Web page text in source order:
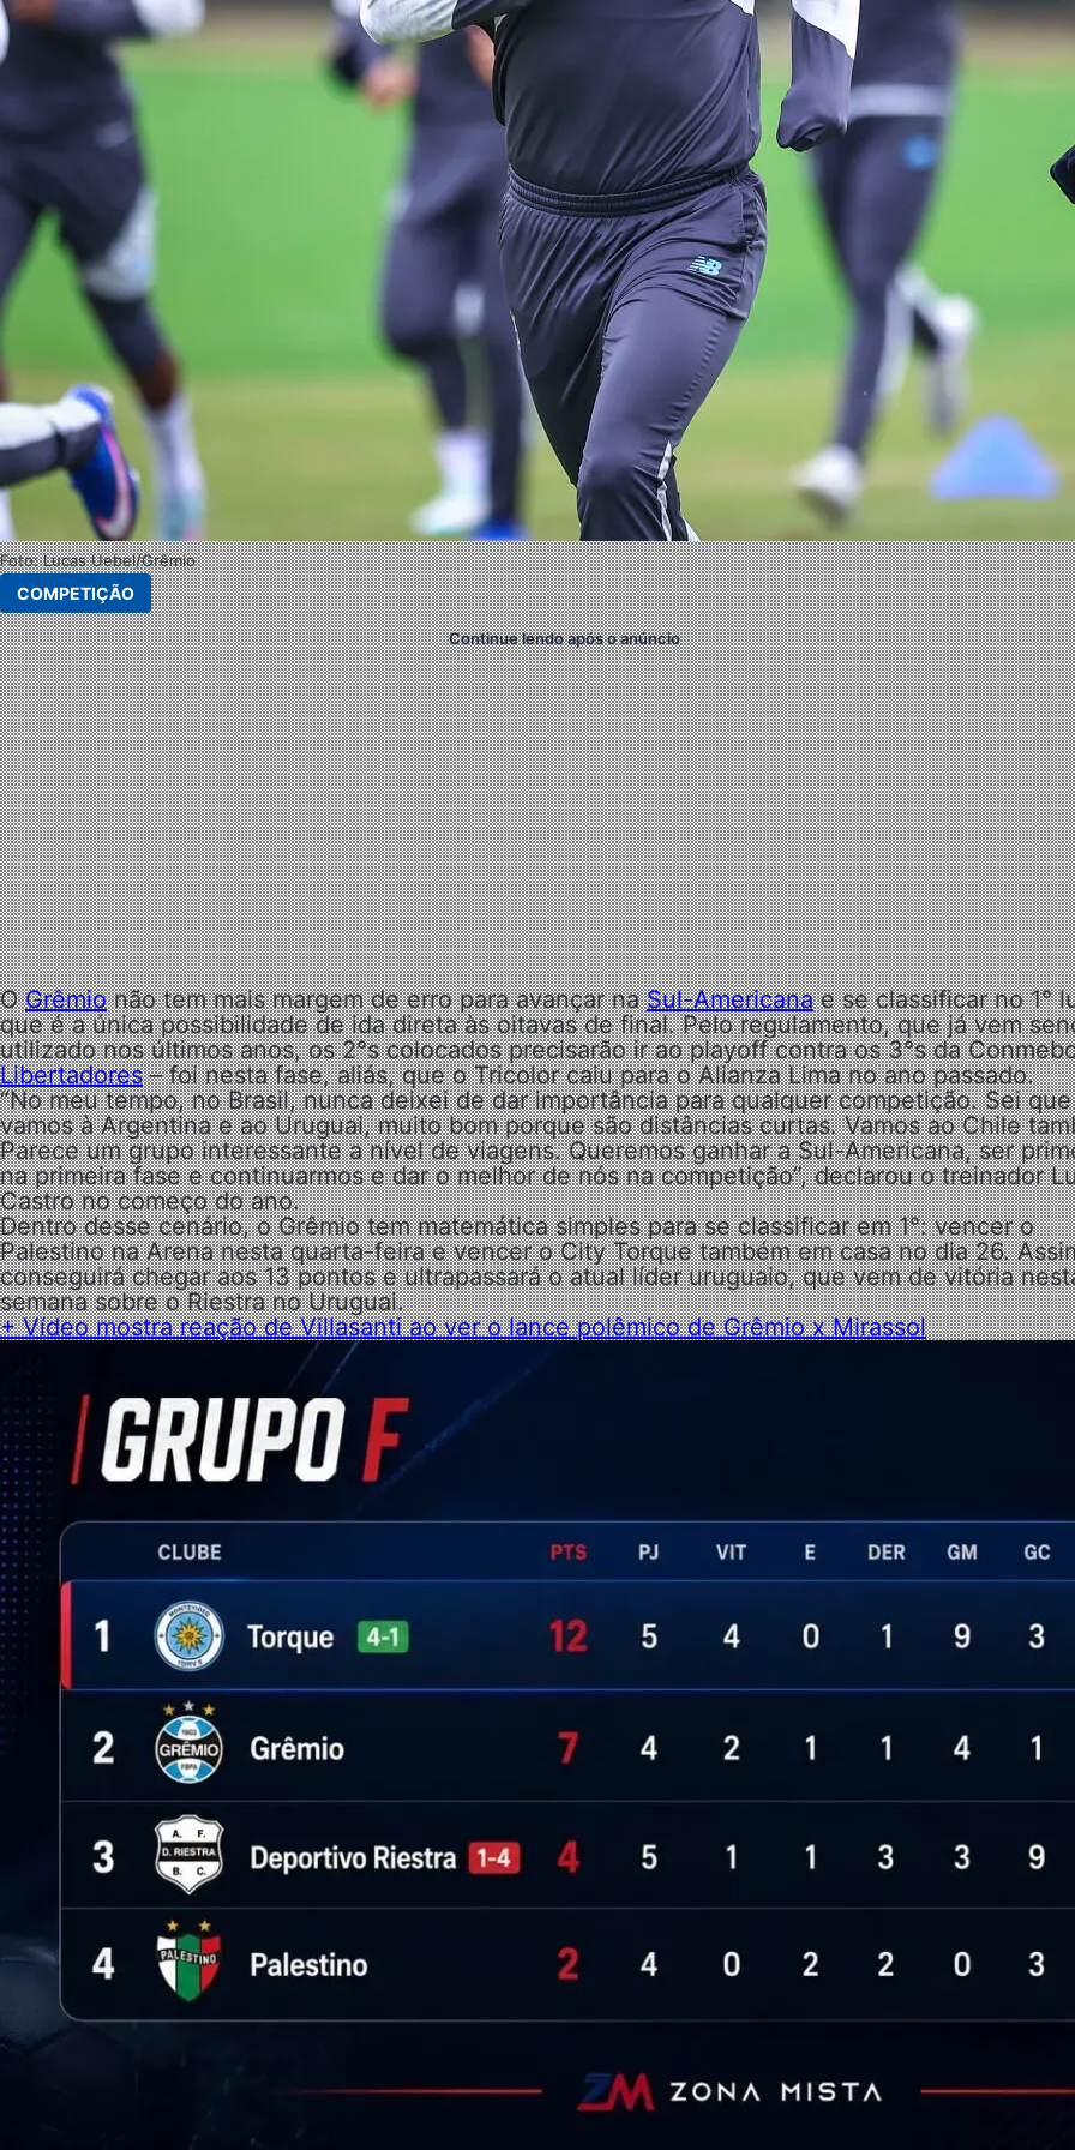
Foto: Lucas Uebel/Grêmio
COMPETIÇÃO
Continue lendo após o anúncio
OGrêmionão tem mais margem de erro para avançar naSul-Americanae se classificar no 1°
que é a única possibilidade de ida direta às oitavas de final. Pelo regulamento, que já vem
utilizado nos últimos anos, os 2°s colocados precisarão ir ao playoff contra os 3°s da
Libertadores– foi nesta fase, aliás, que o Tricolor caiu para o Alianza Lima no ano passado.
“No meu tempo, no Brasil, nunca deixei de dar importância para qualquer competição. Sei que
vamos à Argentina e ao Uruguai, muito bom porque são distâncias curtas. Vamos ao Chile
Parece um grupo interessante a nível de viagens. Queremos ganhar a Sul-Americana, ser
na primeira fase e continuarmos e dar o melhor de nós na competição”, declarou o treinador
Castro no começo do ano.
Dentro desse cenário, o Grêmio tem matemática simples para se classificar em 1°: vencer o
Palestino na Arena nesta quarta-feira e vencer o City Torque também em casa no dia 26.
conseguirá chegar aos 13 pontos e ultrapassará o atual líder uruguaio, que vem de vitória
semana sobre o Riestra no Uruguai.
+ Vídeo mostra reação de Villasanti ao ver o lance polêmico de Grêmio x Mirassol